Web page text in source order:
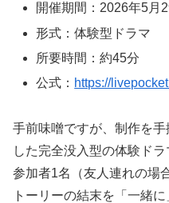
開催期間：2026年5月
形式：体験型ドラマ
所要時間：約45分
公式： https://
手前味噌ですが、制作を
した完全没入型の体験ドラ
参加者1名（友人連れの場
トーリーの結末を「一緒